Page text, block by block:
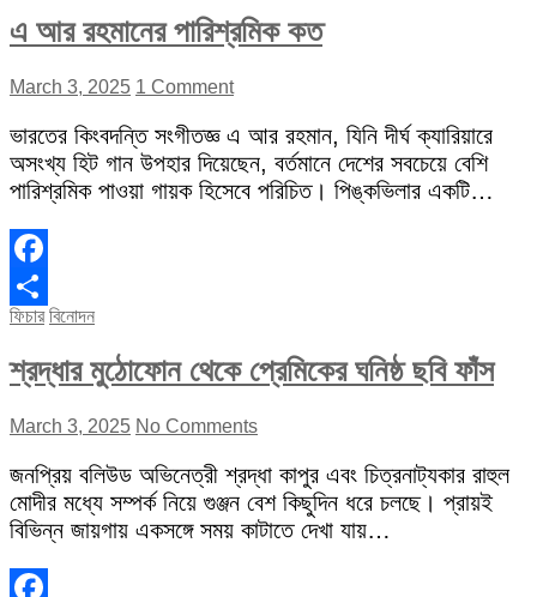
এ আর রহমানের পারিশ্রমিক কত
March 3, 2025 1 Comment
ভারতের কিংবদন্তি সংগীতজ্ঞ এ আর রহমান, যিনি দীর্ঘ ক্যারিয়ারে
অসংখ্য হিট গান উপহার দিয়েছেন, বর্তমানে দেশের সবচেয়ে বেশি
পারিশ্রমিক পাওয়া গায়ক হিসেবে পরিচিত। পিঙ্কভিলার একটি…
Facebook
Share
ফিচার বিনোদন
শ্রদ্ধার মুঠোফোন থেকে প্রেমিকের ঘনিষ্ঠ ছবি ফাঁস
March 3, 2025 No Comments
জনপ্রিয় বলিউড অভিনেত্রী শ্রদ্ধা কাপুর এবং চিত্রনাট্যকার রাহুল
মোদীর মধ্যে সম্পর্ক নিয়ে গুঞ্জন বেশ কিছুদিন ধরে চলছে। প্রায়ই
বিভিন্ন জায়গায় একসঙ্গে সময় কাটাতে দেখা যায়…